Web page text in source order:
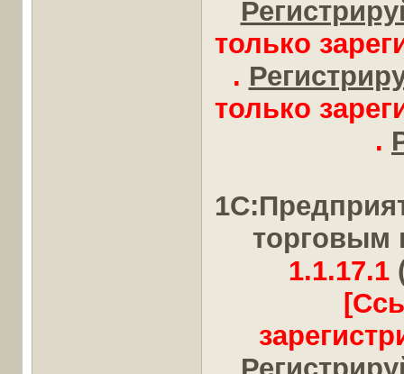
только
.
только
.
торговым
1.1.17.1